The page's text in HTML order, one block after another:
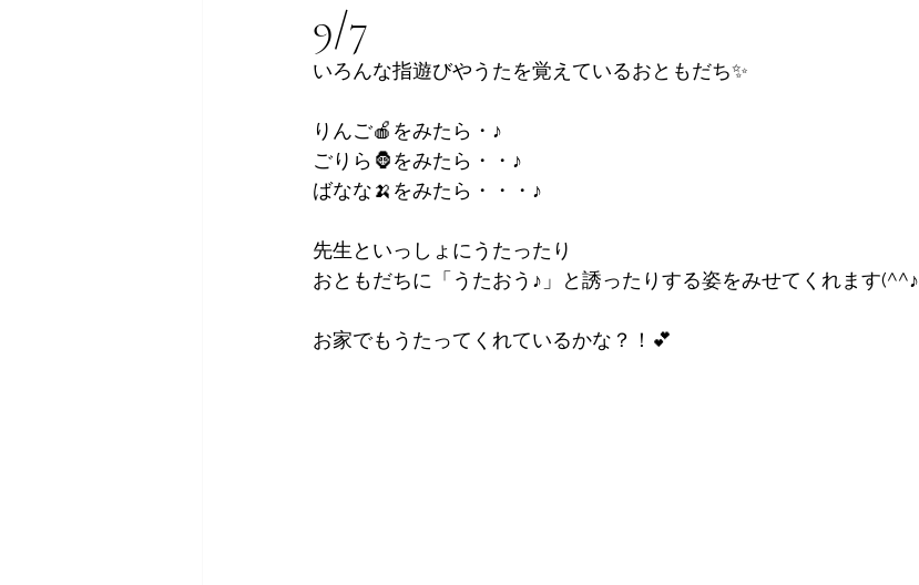
9/7
いろんな指遊びやうたを覚えているおともだち✨
りんご🍎をみたら・♪
ごりら🦍をみたら・・♪
ばなな🍌をみたら・・・♪
先生といっしょにうたったり
おともだちに「うたおう♪」と誘ったりする姿をみせてくれます(^^♪
お家でもうたってくれているかな？！💕